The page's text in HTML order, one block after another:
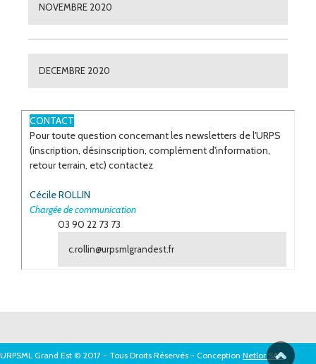
NOVEMBRE 2020
DECEMBRE 2020
CONTACT
Pour toute question concernant les newsletters de l'URPS
(inscription, désinscription, complément d'information,
retour terrain, etc) contactez
Cécile ROLLIN
Chargée de communication
03 90 22 73 73
c.rollin@urpsmlgrandest.fr
URPSML Grand Est © 2017 - Tous Droits Réservés - Conception Netlor SAS